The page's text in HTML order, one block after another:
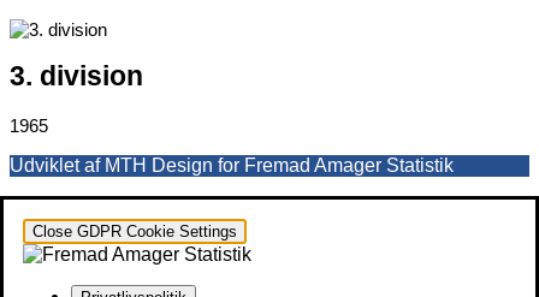
3. division
1965
Udviklet af MTH Design for Fremad Amager Statistik
Close GDPR Cookie Settings